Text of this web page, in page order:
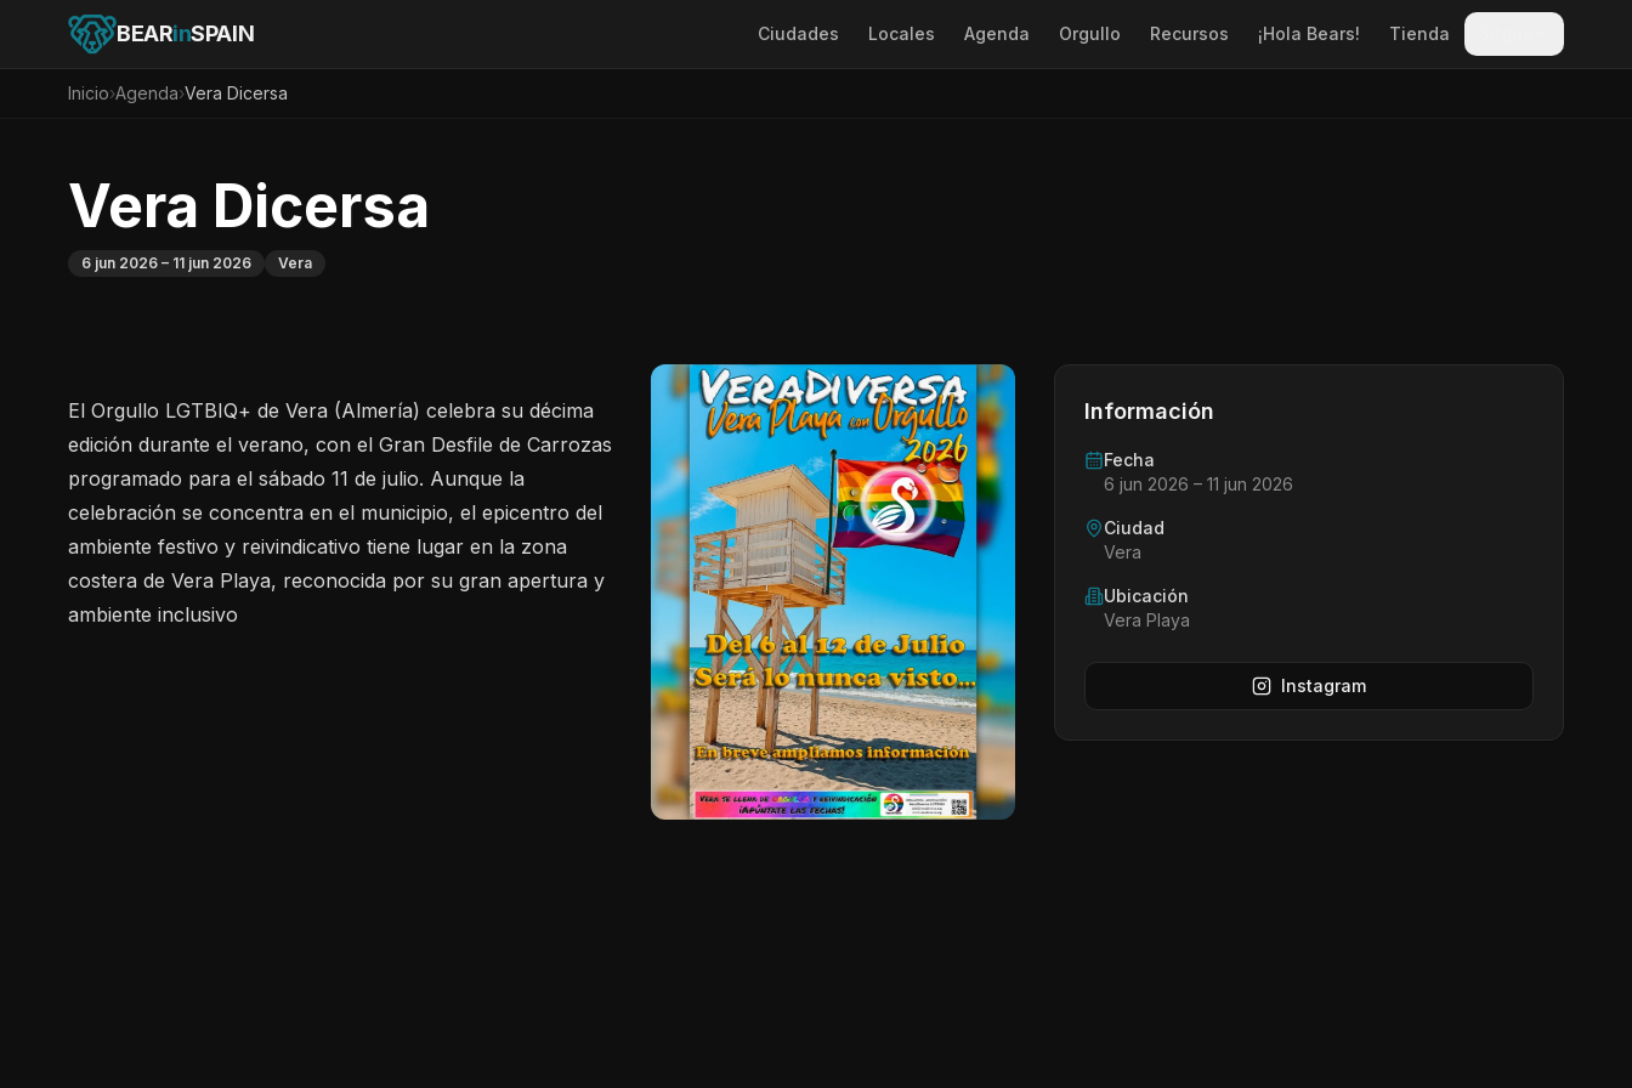
BEARinSPAIN Ciudades Locales Agenda Orgullo Recursos ¡Hola Bears! Tienda
Inicio›Agenda›Vera Dicersa
Vera Dicersa
6 jun 2026 – 11 jun 2026 Vera
Información
Fecha
6 jun 2026 – 11 jun 2026
Ciudad
Vera
Ubicación
Vera Playa
Instagram
El Orgullo LGTBIQ+ de Vera (Almería) celebra su décima
edición durante el verano, con el Gran Desfile de Carrozas
programado para el sábado 11 de julio. Aunque la
celebración se concentra en el municipio, el epicentro del
ambiente festivo y reivindicativo tiene lugar en la zona
costera de Vera Playa, reconocida por su gran apertura y
ambiente inclusivo